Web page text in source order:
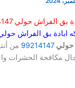
الفراش حولي 99214147
ابادة بق الفراش
حولي 99214147 من
مكافحة الحشرات